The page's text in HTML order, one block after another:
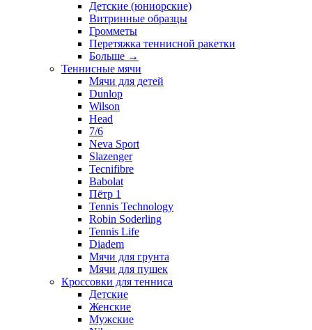
Детские (юниорские)
Витринные образцы
Громметы
Перетяжка теннисной ракетки
Больше →
Теннисные мячи
Мячи для детей
Dunlop
Wilson
Head
7/6
Neva Sport
Slazenger
Tecnifibre
Babolat
Пётр 1
Tennis Technology
Robin Soderling
Tennis Life
Diadem
Мячи для грунта
Мячи для пушек
Кроссовки для тенниса
Детские
Женские
Мужские